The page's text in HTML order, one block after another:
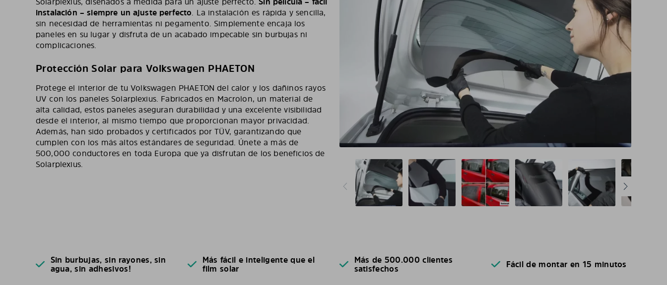
instalación – siempre un ajuste perfecto. La instalación es rápida y sencilla,
sin necesidad de herramientas ni pegamento. Simplemente encaja los
paneles en su lugar y disfruta de un acabado impecable sin burbujas ni
complicaciones.
Protección Solar para Volkswagen PHAETON
Protege el interior de tu Volkswagen PHAETON del calor y los dañinos rayos
UV con los paneles Solarplexius. Fabricados en Macrolon, un material de
alta calidad, estos paneles aseguran durabilidad y una excelente visibilidad
desde el interior, al mismo tiempo que proporcionan mayor privacidad.
Además, han sido probados y certificados por TÜV, garantizando que
cumplen con los más altos estándares de seguridad. Únete a más de
500,000 conductores en toda Europa que ya disfrutan de los beneficios de
Solarplexius.
Sin burbujas, sin rayones, sin
agua, sin adhesivos!
Más fácil e inteligente que el
film solar
Más de 500.000 clientes
satisfechos
Fácil de montar en 15 minutos